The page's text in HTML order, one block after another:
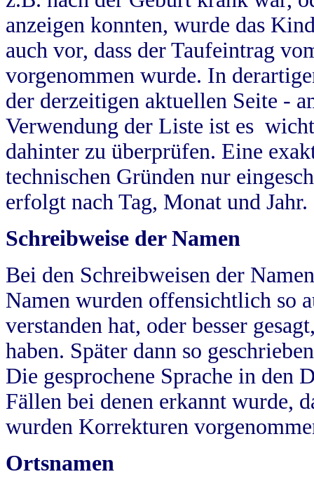
anzeigen konnten, wurde das
auch vor, dass der Taufeintrag
vorgenommen wurde. In
der derzeitigen aktuellen Seite -
Verwendung der Liste ist es
dahinter zu überprüfen. Eine
technischen Gründen nur
erfolgt nach Tag, Monat und Jahr.
Schreibweise der Namen
Bei den Schreibweisen der
Namen wurden offensichtlich so
verstanden hat, oder besser
haben. Später dann so
Die gesprochene Sprache in
Fällen bei denen erkannt wurde,
wurden Korrekturen
Ortsnamen